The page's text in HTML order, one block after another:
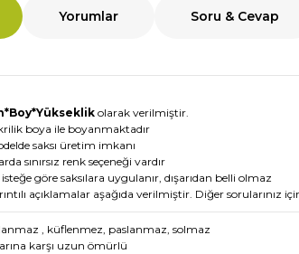
Yorumlar Soru & Cevap
olarak verilmiştir.
boya ile boyanmaktadır
saksı üretim imkanı
sınırsız renk seçeneği vardır
göre saksılara uygulanır, dışarıdan belli olmaz
açıklamalar aşağıda verilmiştir. Diğer sorularınız
, küflenmez, paslanmaz, solmaz
karşı uzun ömürlü